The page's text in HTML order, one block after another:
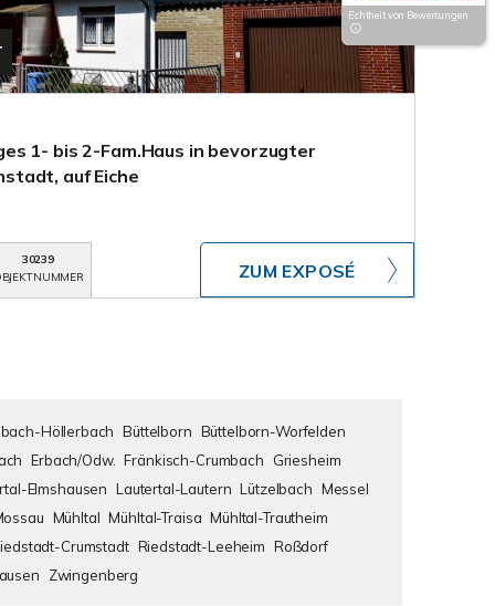
1- bis 2-Fam.Haus in bevorzugter
auf Eiche
30239
ZUM EXPOSÉ
Höllerbach Büttelborn Büttelborn-Worfelden
Erbach/Odw. Fränkisch-Crumbach
Griesheim
Elmshausen Lautertal-Lautern Lützelbach Messel
Mühltal Mühltal-Traisa Mühltal-Trautheim
Crumstadt Riedstadt-Leeheim Roßdorf
Zwingenberg
Echtheit von Bewertungen